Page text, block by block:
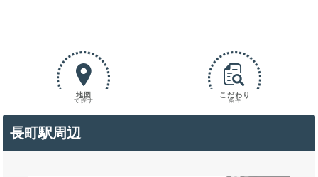
地図
で探す
こだわり
条件
長町駅周辺